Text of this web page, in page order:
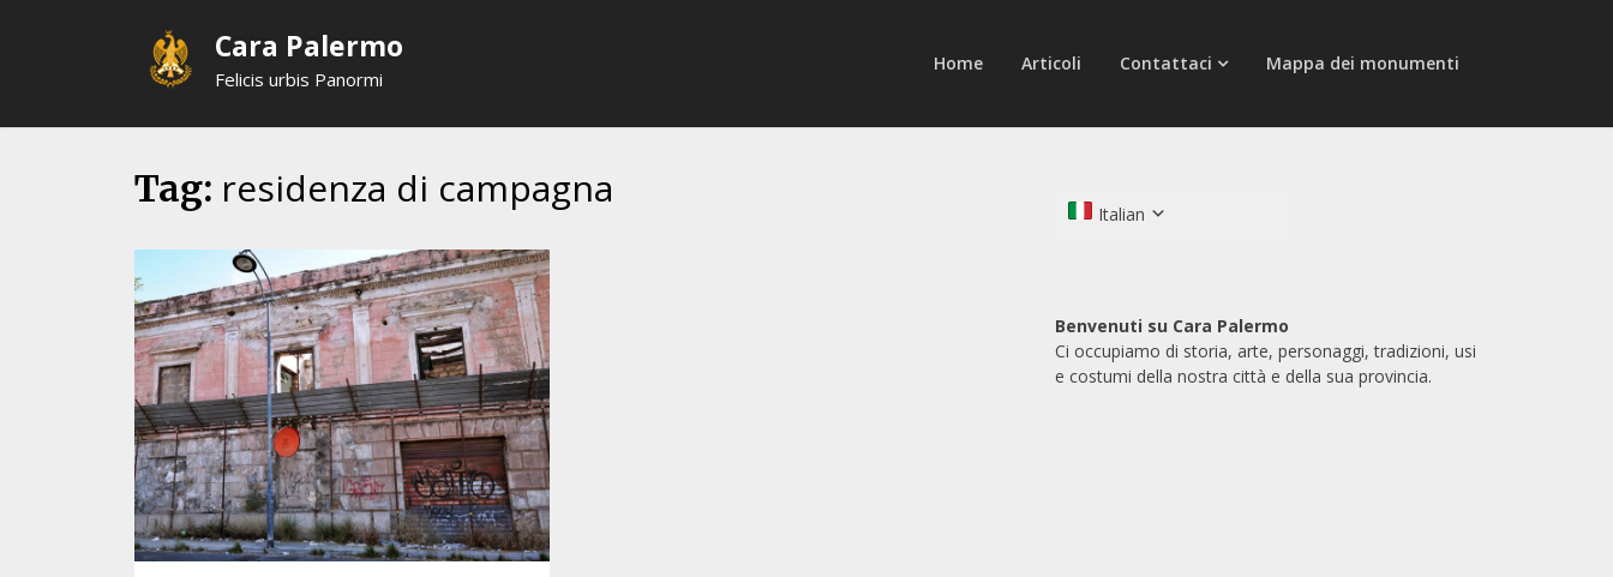
Cara Palermo
Felicis urbis Panormi
Home Articoli Contattaci Mappa dei monumenti
Tag: residenza di campagna
Italian
Benvenuti su Cara Palermo
Ci occupiamo di storia, arte, personaggi, tradizioni, usi
e costumi della nostra città e della sua provincia.